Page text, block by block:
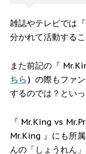
雑誌やテレビでは
分かれて活動する
また前記の『
ちら） の際もファ
するのでは？とい
『 Mr.King vs
Mr.King 』にも所
んの「しょうれん